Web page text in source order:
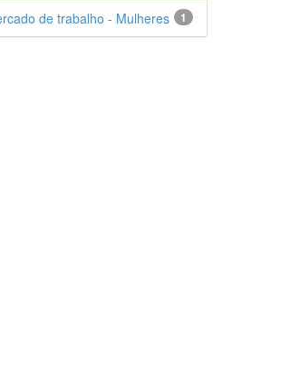
1
de trabalho - Mulheres